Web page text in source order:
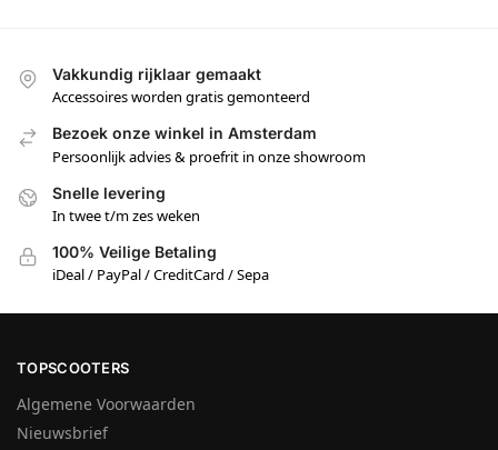
Vakkundig rijklaar gemaakt
Accessoires worden gratis gemonteerd
Bezoek onze winkel in Amsterdam
Persoonlijk advies & proefrit in onze showroom
Snelle levering
In twee t/m zes weken
100% Veilige Betaling
iDeal / PayPal / CreditCard / Sepa
TOPSCOOTERS
Algemene Voorwaarden
Nieuwsbrief